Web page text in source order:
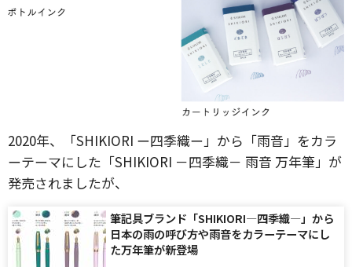
2020年、「SHIKIORI ー四季織ー」から「雨音」をカラ
ーテーマにした「SHIKIORI －四季織－ 雨音 万年筆」が
発売されましたが、
筆記具ブランド「SHIKIORI―四季織―」から
日本の雨の呼び方や雨音をカラーテーマにし
た万年筆が新登場